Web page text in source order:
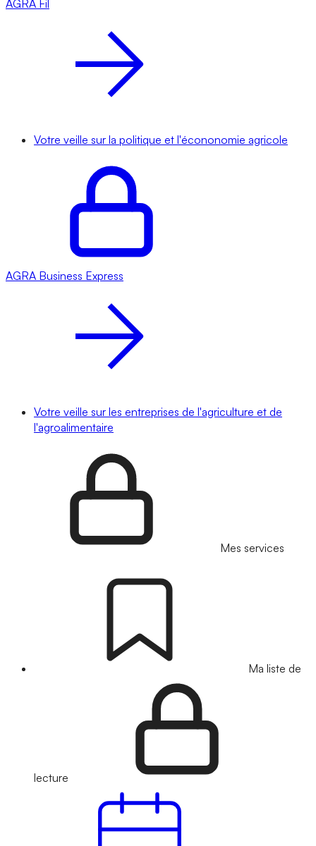
AGRA Fil
Votre veille sur la politique et l'écononomie agricole
AGRA Business Express
Votre veille sur les entreprises de l'agriculture et de
l'agroalimentaire
Mes services
Ma liste de
lecture